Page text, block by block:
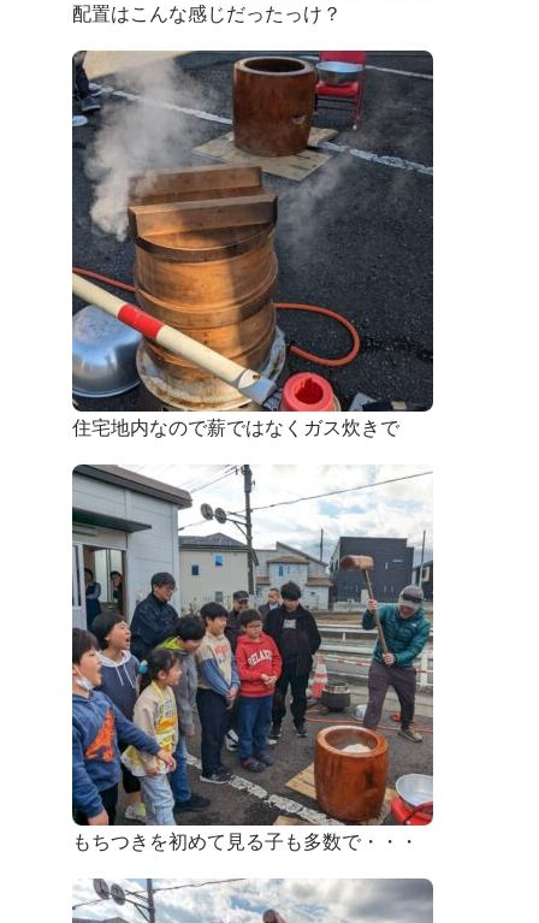
配置はこんな感じだったっけ？
住宅地内なので薪ではなくガス炊きで
もちつきを初めて見る子も多数で・・・